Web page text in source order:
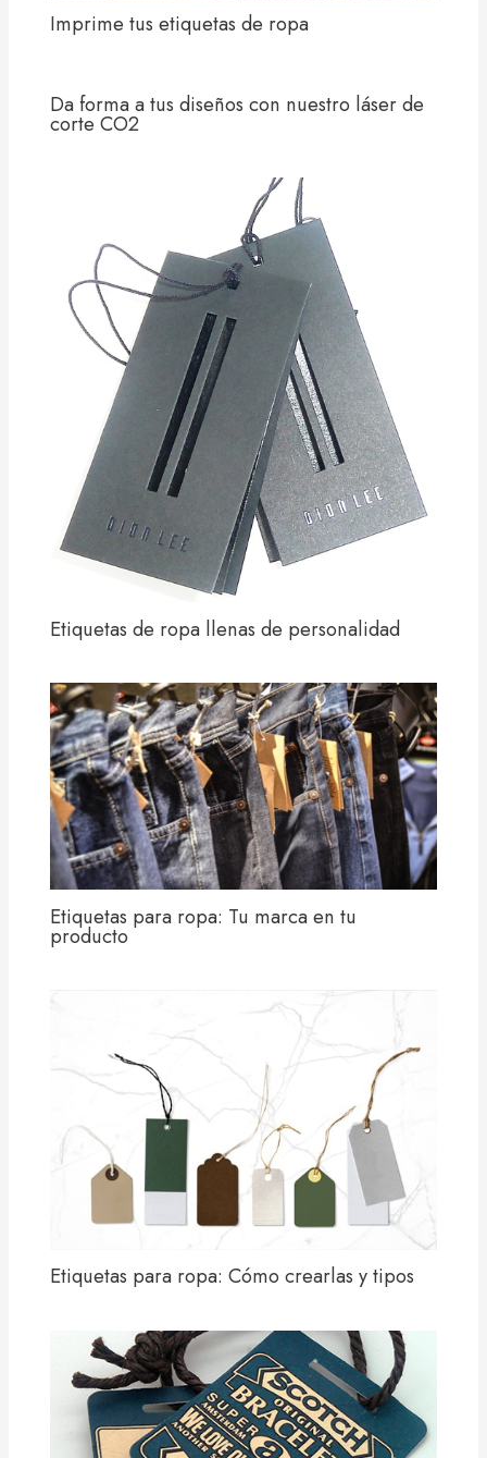
Imprime tus etiquetas de ropa
Da forma a tus diseños con nuestro láser de
corte CO2
Etiquetas de ropa llenas de personalidad
Etiquetas para ropa: Tu marca en tu
producto
Etiquetas para ropa: Cómo crearlas y tipos